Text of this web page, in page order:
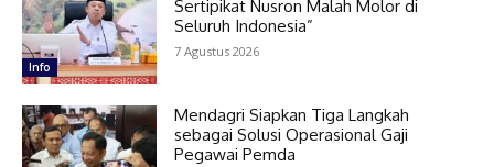
Info
Sertipikat Nusron Malah Molor di
Seluruh Indonesia”
7 Agustus 2026
Mendagri Siapkan Tiga Langkah
sebagai Solusi Operasional Gaji
Pegawai Pemda